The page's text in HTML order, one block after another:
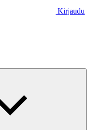
Kirjaudu